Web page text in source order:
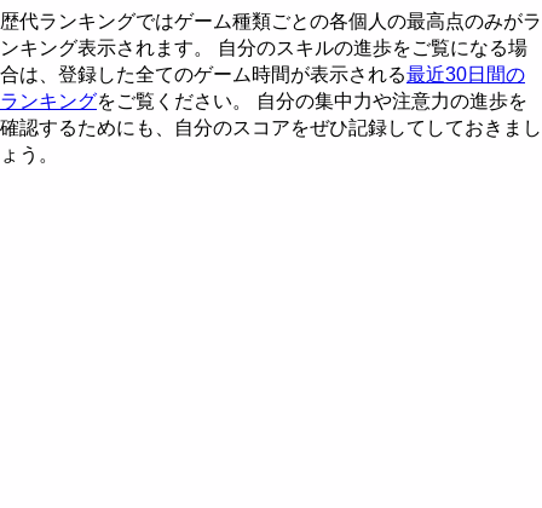
男と女の心理学と心理テスト
脳の機能と心と体の健康
Western-Eastern Astrology
歴代ランキング
最近30日間のランキング
15パズル
15パズルの解き方
歴代ランキング
CubePuzzle3D
CubePuzzle3D攻略法
運動制御能力を鍛える
BikeRace3D
歴代ランキング
RealBreaker3D
歴代ランキングではゲーム種類ごとの各個人の最高点のみがラ
ンキング表示されます。 自分のスキルの進歩をご覧になる場
合は、登録した全てのゲーム時間が表示される最近30日間の
ランキングをご覧ください。 自分の集中力や注意力の進歩を
確認するためにも、自分のスコアをぜひ記録してしておきまし
ょう。